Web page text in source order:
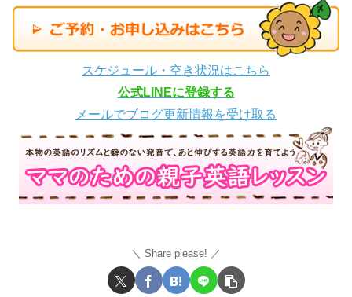
スケジュール・空き状況はこちら
公式LINEに登録する
メールでブログ更新情報を受け取る
Share please!